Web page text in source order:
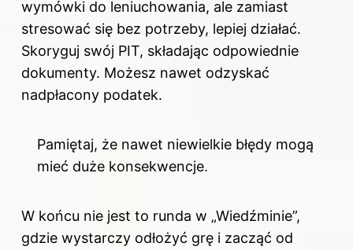
wymówki do leniuchowania, ale zamiast
stresować się bez potrzeby, lepiej działać.
Skoryguj swój PIT, składając odpowiednie
dokumenty. Możesz nawet odzyskać
nadpłacony podatek.
Pamiętaj, że nawet niewielkie błędy mogą
mieć duże konsekwencje.
W końcu nie jest to runda w „Wiedźminie”,
gdzie wystarczy odłożyć grę i zacząć od